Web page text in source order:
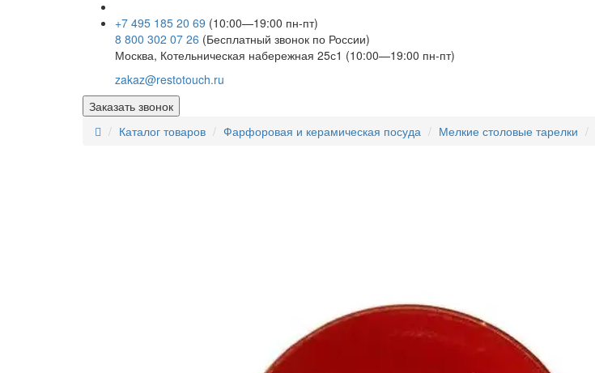
+7 495 185 20 69 (10:00—19:00 пн-пт)
8 800 302 07 26 (Бесплатный звонок по России)
Москва, Котельническая набережная 25с1 (10:00—19:00 пн-пт)
zakaz@restotouch.ru
Заказать звонок
Каталог товаров
Фарфоровая и керамическая посуда Мелкие столовые тарелки